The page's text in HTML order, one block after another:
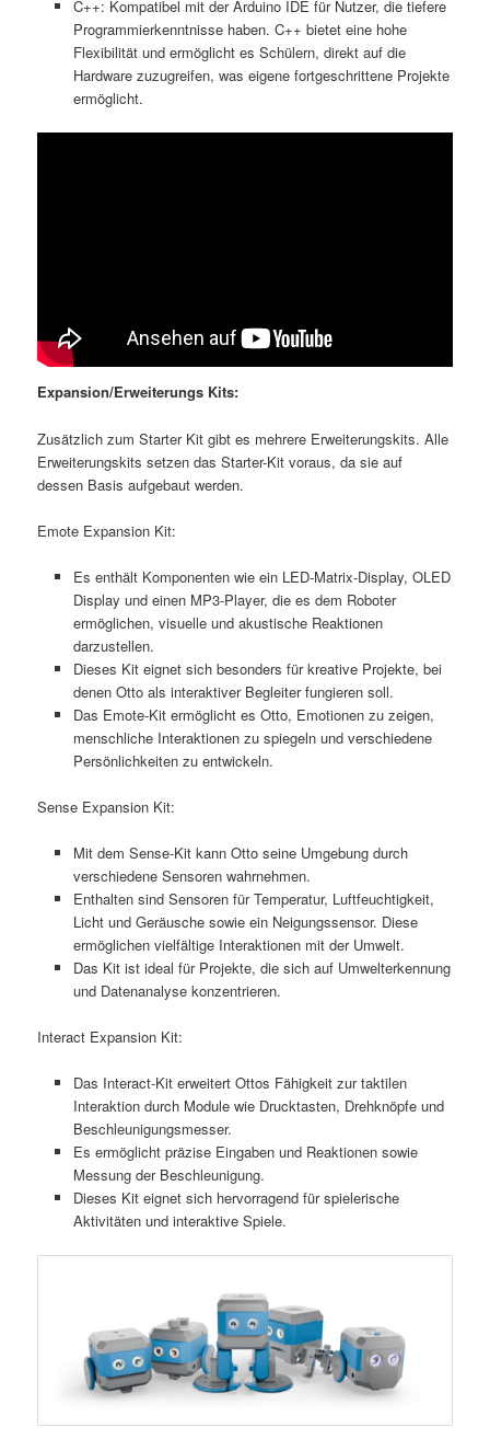
C++: Kompatibel mit der Arduino IDE für Nutzer, die tiefere
Programmierkenntnisse haben. C++ bietet eine hohe
Flexibilität und ermöglicht es Schülern, direkt auf die
Hardware zuzugreifen, was eigene fortgeschrittene Projekte
ermöglicht.
Expansion/Erweiterungs Kits:
Zusätzlich zum Starter Kit gibt es mehrere Erweiterungskits. Alle
Erweiterungskits setzen das Starter-Kit voraus, da sie auf
dessen Basis aufgebaut werden.
Emote Expansion Kit:
Es enthält Komponenten wie ein LED-Matrix-Display, OLED
Display und einen MP3-Player, die es dem Roboter
ermöglichen, visuelle und akustische Reaktionen
darzustellen.
Dieses Kit eignet sich besonders für kreative Projekte, bei
denen Otto als interaktiver Begleiter fungieren soll.
Das Emote-Kit ermöglicht es Otto, Emotionen zu zeigen,
menschliche Interaktionen zu spiegeln und verschiedene
Persönlichkeiten zu entwickeln.
Sense Expansion Kit:
Mit dem Sense-Kit kann Otto seine Umgebung durch
verschiedene Sensoren wahrnehmen.
Enthalten sind Sensoren für Temperatur, Luftfeuchtigkeit,
Licht und Geräusche sowie ein Neigungssensor. Diese
ermöglichen vielfältige Interaktionen mit der Umwelt.
Das Kit ist ideal für Projekte, die sich auf Umwelterkennung
und Datenanalyse konzentrieren.
Interact Expansion Kit:
Das Interact-Kit erweitert Ottos Fähigkeit zur taktilen
Interaktion durch Module wie Drucktasten, Drehknöpfe und
Beschleunigungsmesser.
Es ermöglicht präzise Eingaben und Reaktionen sowie
Messung der Beschleunigung.
Dieses Kit eignet sich hervorragend für spielerische
Aktivitäten und interaktive Spiele.